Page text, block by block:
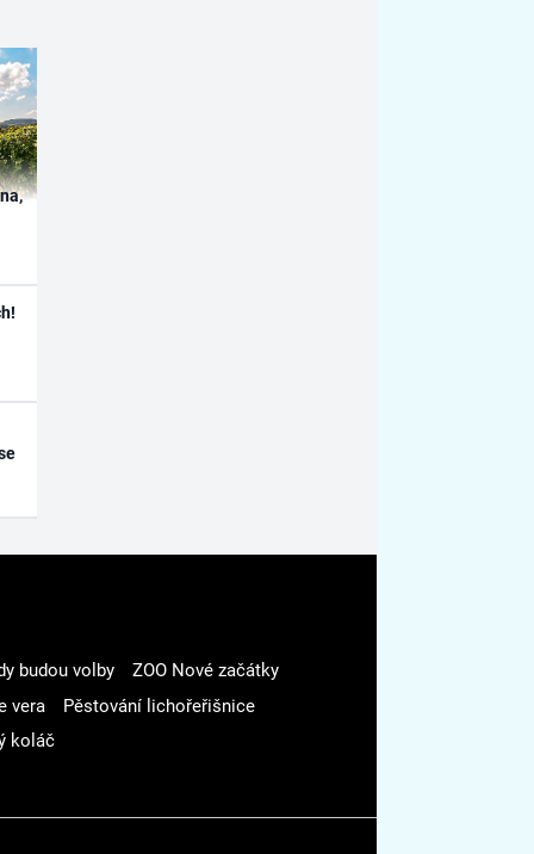
budou volby
ZOO Nové začátky
vera
Pěstování lichořeřišnice
koláč